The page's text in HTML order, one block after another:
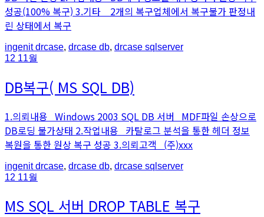
성공(100% 복구) 3.기타 2개의 복구업체에서 복구불가 판정내
린 상태에서 복구
An
article
ingenitPosted
in
drcase, drcase db, drcase sqlserver
12 11월
DB복구( MS SQL DB)
1.의뢰내용 Windows 2003 SQL DB 서버 MDF파일 손상으로
DB로딩 불가상태 2.작업내용 카탈로그 분석을 통한 헤더 정보
복원을 통한 원상 복구 성공 3.의뢰고객 (주)xxx
An
article
ingenitPosted
in
drcase, drcase db, drcase sqlserver
12 11월
MS SQL 서버 DROP TABLE 복구